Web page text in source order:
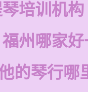
培训机构
州哪家
的琴行哪